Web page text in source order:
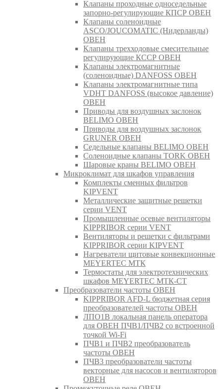
Клапаны проходные односедельные
запорно-регулирующие КПСР ОВЕН
Клапаны соленоидные
ASCO/JOUCOMATIC (Нидерланды)
ОВЕН
Клапаны трехходовые смесительные
регулирующие КССР ОВЕН
Клапаны электромагнитные
(соленоидные) DANFOSS ОВЕН
Клапаны электромагнитные типа
VDHT DANFOSS (высокое давление)
ОВЕН
Приводы для воздушных заслонок
BELIMO ОВЕН
Приводы для воздушных заслонок
GRUNER ОВЕН
Седельные клапаны BELIMO ОВЕН
Соленоидные клапаны TORK ОВЕН
Шаровые краны BELIMO ОВЕН
Микроклимат для шкафов управления
Комплекты сменных фильтров
KIPVENT
Металлические защитные решетки
серии VENT
Промышленные осевые вентиляторы
KIPPRIBOR серии VENT
Вентиляторы и решетки с фильтрами
KIPPRIBOR серии KIPVENT
Нагреватели щитовые конвекционные
MEYERTEC МТК
Термостаты для электротехнических
шкафов MEYERTEC МТК-СТ
Преобразователи частоты ОВЕН
KIPPRIBOR AFD-L бюджетная серия
преобразователей частоты ОВЕН
ЛПО1В локальная панель оператора
для ОВЕН ПЧВ1/ПЧВ2 со встроенной
точкой Wi-Fi
ПЧВ1 и ПЧВ2 преобразователь
частоты ОВЕН
ПЧВ3 преобразователи частоты
векторные для насосов и вентиляторов
ОВЕН